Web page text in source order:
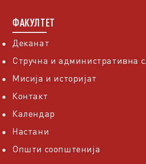
ФАКУЛТЕТ
Деканат
Стручна и административна
Мисија и историјат
Контакт
Календар
Настани
Општи соопштенија